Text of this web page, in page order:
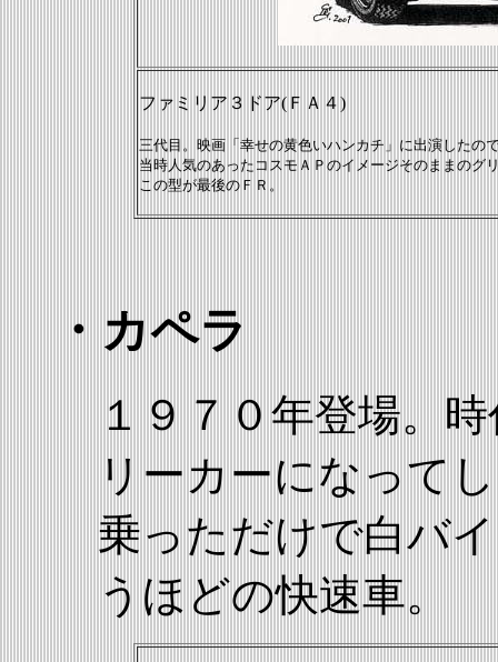
ファミリア３ドア(ＦＡ４)
三代目。映画「幸せの黄色いハンカチ」に出演したの
当時人気のあったコスモＡＰのイメージそのままのグ
この型が最後のＦＲ。
・カペラ
１９７０年登場。
リーカーになって
乗っただけで白バ
うほどの快速車。